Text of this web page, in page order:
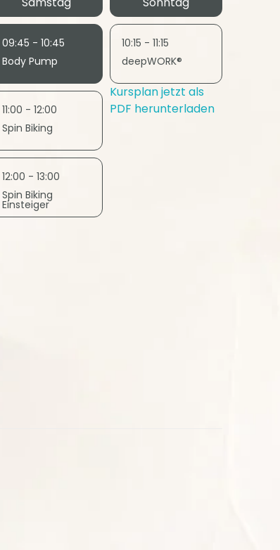
09:45 - 10:45
Body Pump
11:00 - 12:00
Spin Biking
12:00 - 13:00
Spin Biking
Einsteiger
10:15 - 11:15
deepWORK®
Kursplan jetzt als
PDF herunterladen